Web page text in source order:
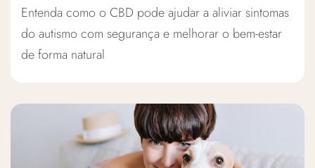
Entenda como o CBD pode ajudar a aliviar sintomas
do autismo com segurança e melhorar o bem-estar
de forma natural